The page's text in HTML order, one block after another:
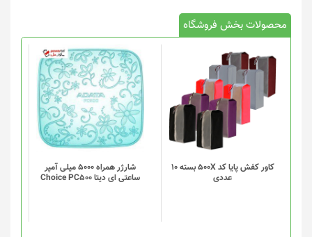
محصولات بخش فروشگاه
کاور کفش پایا کد 500X بسته 10
عددی
شارژر همراه 5000 میلی آمپر
ساعتی ای دیتا Choice PC500